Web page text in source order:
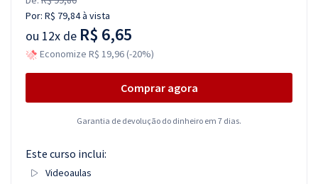
Por: R$ 79,84à vista
ou 12x de R$ 6,65
Economize R$ 19,96 (-20%)
Comprar agora
Garantia de devolução do dinheiro em 7 dias.
Este curso inclui:
Videoaulas